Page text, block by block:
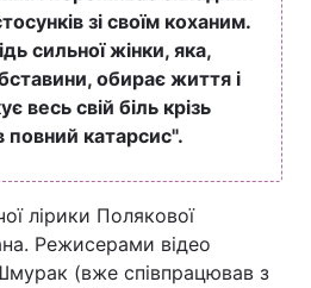
зі своїм коханим.
сильної жінки, яка,
обирає життя і
весь свій біль крізь
повний катарсис".
лірики Полякової
Режисерами відео
(вже співпрацював з